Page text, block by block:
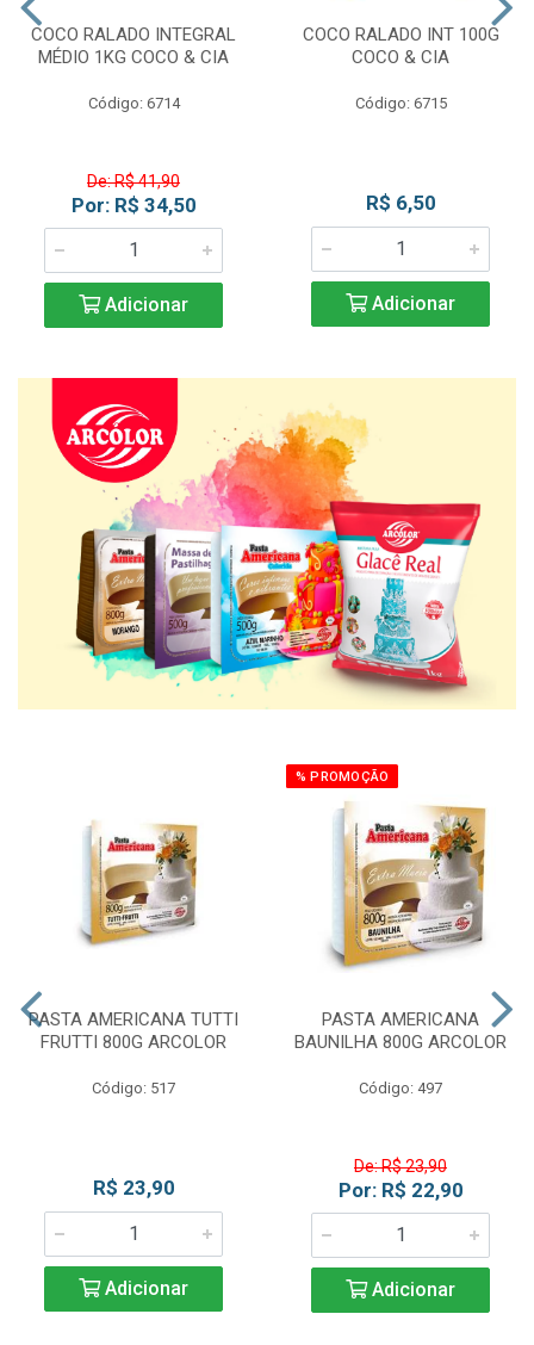
COCO RALADO INTEGRAL
MÉDIO 1KG COCO & CIA
Código: 6714
De: R$ 41,90
Por: R$ 34,50
Adicionar
COCO RALADO INT 100G
COCO & CIA
Código: 6715
R$ 6,50
Adicionar
PASTA AMERICANA TUTTI
FRUTTI 800G ARCOLOR
Código: 517
R$ 23,90
Adicionar
% PROMOÇÃO
PASTA AMERICANA
BAUNILHA 800G ARCOLOR
Código: 497
De: R$ 23,90
Por: R$ 22,90
Adicionar